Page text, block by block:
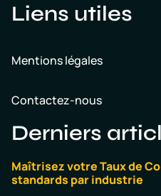
Liens utiles
Mentions légales
Contactez-nous
Derniers
Maîtrisez votre Taux de
standards par industrie